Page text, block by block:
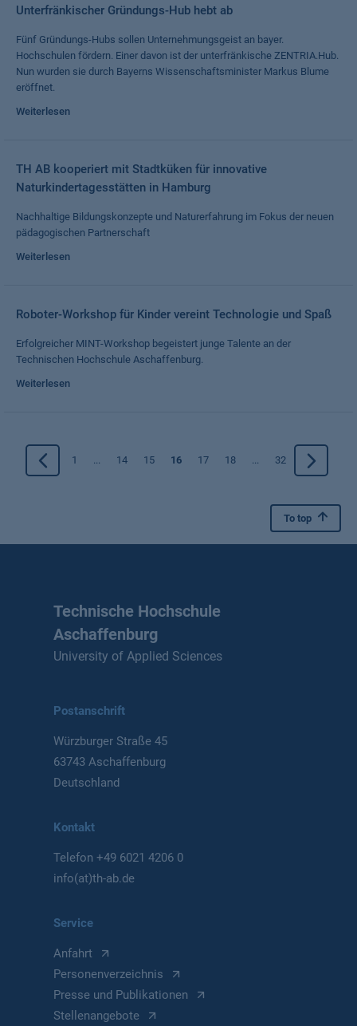
Unterfränkischer Gründungs-Hub hebt ab
Fünf Gründungs-Hubs sollen Unternehmungsgeist an bayer.
Hochschulen fördern. Einer davon ist der unterfränkische ZENTRIA.Hub.
Nun wurden sie durch Bayerns Wissenschaftsminister Markus Blume
eröffnet.
Weiterlesen
TH AB kooperiert mit Stadtküken für innovative
Naturkindertagesstätten in Hamburg
Nachhaltige Bildungskonzepte und Naturerfahrung im Fokus der neuen
pädagogischen Partnerschaft
Weiterlesen
Roboter-Workshop für Kinder vereint Technologie und Spaß
Erfolgreicher MINT-Workshop begeistert junge Talente an der
Technischen Hochschule Aschaffenburg.
Weiterlesen
1 ... 14 15 16 17 18 ... 32
To top
Technische Hochschule
Aschaffenburg
University of Applied Sciences
Postanschrift
Würzburger Straße 45
63743 Aschaffenburg
Deutschland
Kontakt
Telefon+49 6021 4206 0
info(at)th-ab.de
Service
Anfahrt
Personenverzeichnis
Presse und Publikationen
Stellenangebote